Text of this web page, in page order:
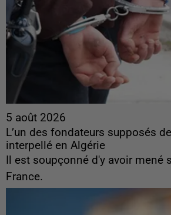
5 août 2026
L’un des fondateurs supposés
interpellé en Algérie
Il est soupçonné d'y avoir mené
France.